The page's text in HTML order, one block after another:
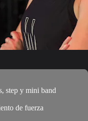
step y mini band
de fuerza